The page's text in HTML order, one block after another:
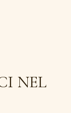
NEL